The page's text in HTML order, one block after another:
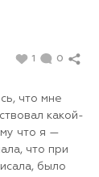
1 0
что мне
какой-
что я —
что при
было